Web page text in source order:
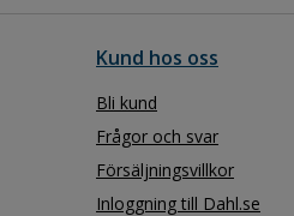
Kund hos oss
Bli kund
Frågor och svar
Försäljningsvillkor
Inloggning till Dahl.se